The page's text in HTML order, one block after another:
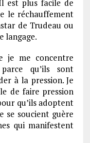
est plus facile de
le réchauffement
de Trudeau ou
langage.
je me concentre
qu’ils sont
à la pression. Je
de faire pression
qu’ils adoptent
se soucient guère
qui manifestent